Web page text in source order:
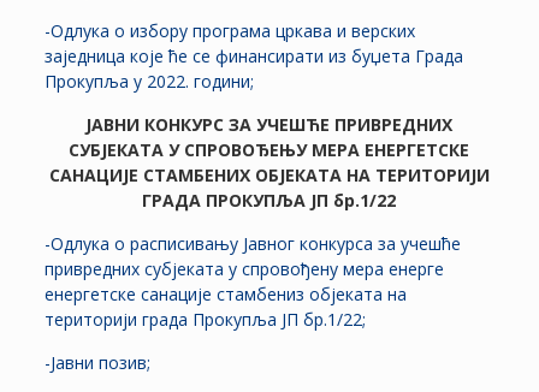
-Одлука о избору програма цркава и верских
заједница које ће се финансирати из буџета Града
Прокупља у 2022. години;
ЈАВНИ КОНКУРС ЗА УЧЕШЋЕ ПРИВРЕДНИХ
СУБЈЕКАТА У СПРОВОЂЕЊУ МЕРА ЕНЕРГЕТСКЕ
САНАЦИЈЕ СТАМБЕНИХ ОБЈЕКАТА НА ТЕРИТОРИЈИ
ГРАДА ПРОКУПЉА ЈП бр.1/22
-Одлука о расписивању Јавног конкурса за учешће
привредних субјеката у спровођену мера енерге
енергетске санације стамбениз објеката на
територији града Прокупља ЈП бр.1/22;
-Јавни позив;